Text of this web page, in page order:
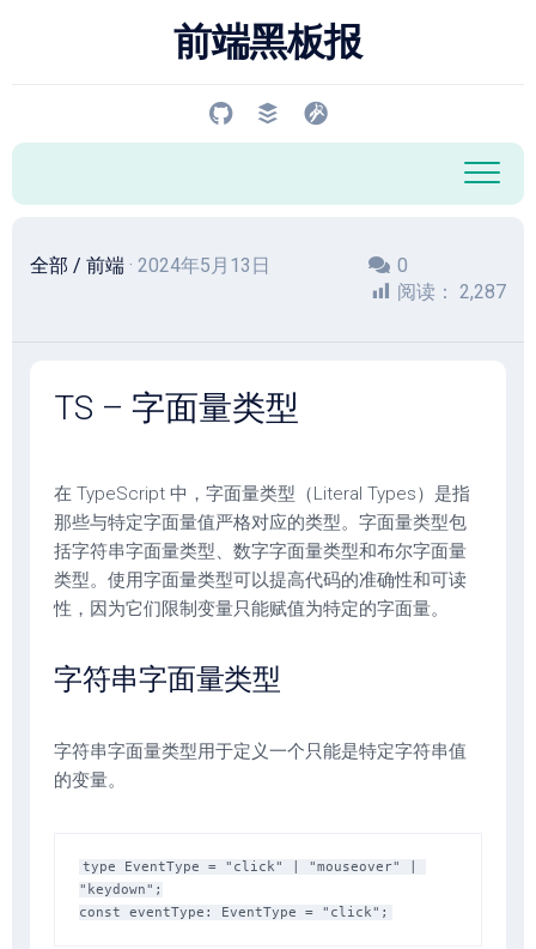
前端黑板报
全部 / 前端 · 2024年5月13日
0
阅读： 2,287
TS – 字面量类型
在 TypeScript 中，字面量类型（Literal Types）是指
那些与特定字面量值严格对应的类型。字面量类型包
括字符串字面量类型、数字字面量类型和布尔字面量
类型。使用字面量类型可以提高代码的准确性和可读
性，因为它们限制变量只能赋值为特定的字面量。
字符串字面量类型
字符串字面量类型用于定义一个只能是特定字符串值
的变量。
type EventType = "click" | "mouseover" |
"keydown";